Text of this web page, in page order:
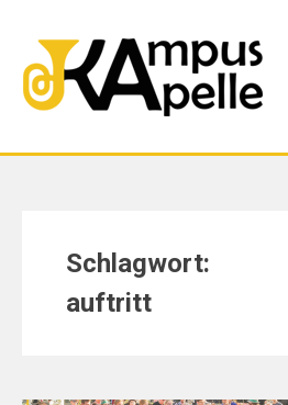
content
Schlagwort:
auftritt